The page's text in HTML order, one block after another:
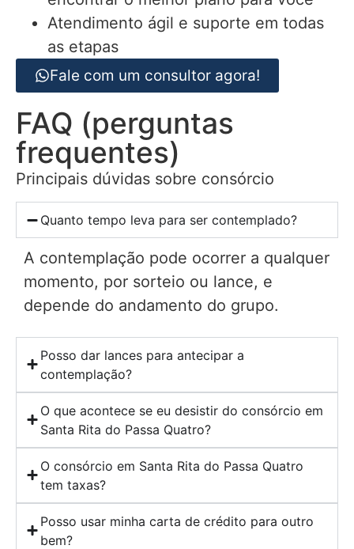
Atendimento ágil e suporte em todas
as etapas
Fale com um consultor agora!
FAQ (perguntas
frequentes)
Principais dúvidas sobre consórcio
Quanto tempo leva para ser contemplado?
A contemplação pode ocorrer a qualquer
momento, por sorteio ou lance, e
depende do andamento do grupo.
Posso dar lances para antecipar a
contemplação?
O que acontece se eu desistir do consórcio em
Santa Rita do Passa Quatro?
O consórcio em Santa Rita do Passa Quatro
tem taxas?
Posso usar minha carta de crédito para outro
bem?